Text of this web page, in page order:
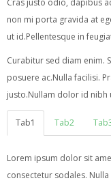
non mi porta gravida at
ut id.Pellentesque in
Curabitur sed diam enim.
posuere ac.Nulla facilisi.
justo.Nullam dolor id nibh
Tab1 Tab2
Lorem ipsum dolor sit
consectetur sodales.